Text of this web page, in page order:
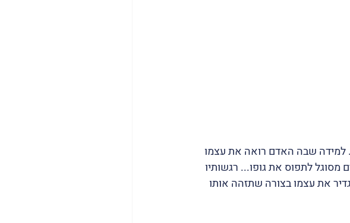
למידה שבה האדם רואה את עצמו
מסוגל לתפוס את גופו... רגשותיו
את עצמו בצורה שתזהה אותו